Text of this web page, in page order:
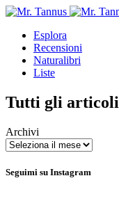
Esplora
Recensioni
Naturalibri
Liste
Tutti gli articoli
Archivi
Seguimi su Instagram